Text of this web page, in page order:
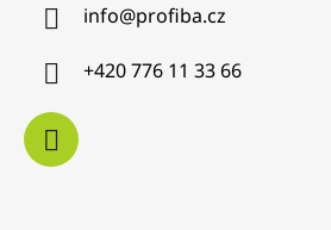
info@profiba.cz
+420 776 11 33 66